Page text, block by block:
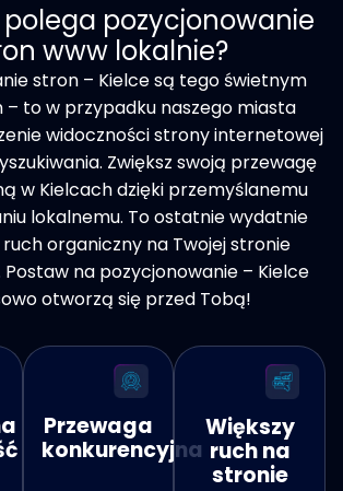
pozycjonowanie
www lokalnie?​
stron – Kielce są tego świetnym
– to w przypadku naszego miasta
widoczności strony internetowej
Zwiększ swoją przewagę
w Kielcach dzięki przemyślanemu
lokalnemu. To ostatnie wydatnie
ruch organiczny na Twojej stronie
na pozycjonowanie – Kielce
otworzą się przed Tobą!
Przewaga
konkurencyjna
Większy
ruch na
stronie